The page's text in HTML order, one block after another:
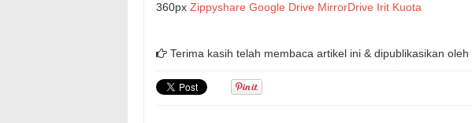
360px Zippyshare Google Drive MirrorDrive Irit Kuota
Terima kasih telah membaca artikel ini & dipublikasikan oleh